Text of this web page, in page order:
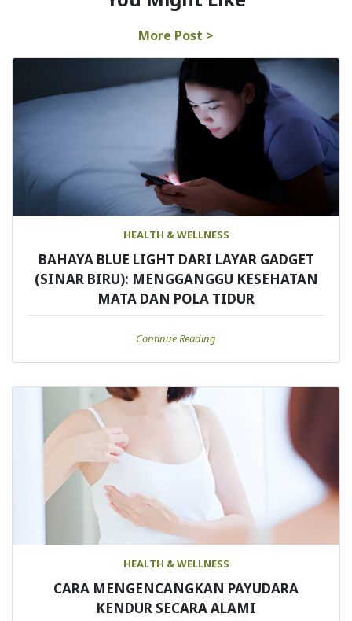
More Post >
HEALTH & WELLNESS
BAHAYA BLUE LIGHT DARI LAYAR GADGET
(SINAR BIRU): MENGGANGGU KESEHATAN
MATA DAN POLA TIDUR
Continue Reading
HEALTH & WELLNESS
CARA MENGENCANGKAN PAYUDARA
KENDUR SECARA ALAMI